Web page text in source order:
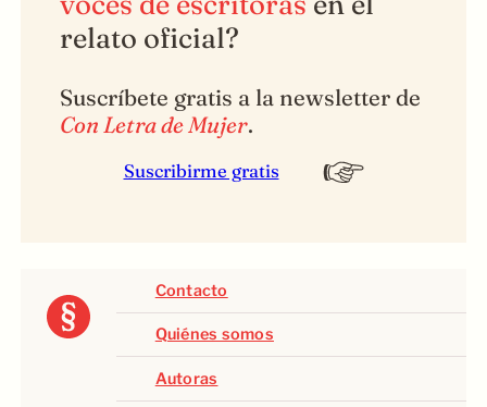
relato oficial?
Suscríbete gratis a la newsletter de
Con Letra de Mujer.
Suscribirme gratis
Contacto
Quiénes somos
Autoras